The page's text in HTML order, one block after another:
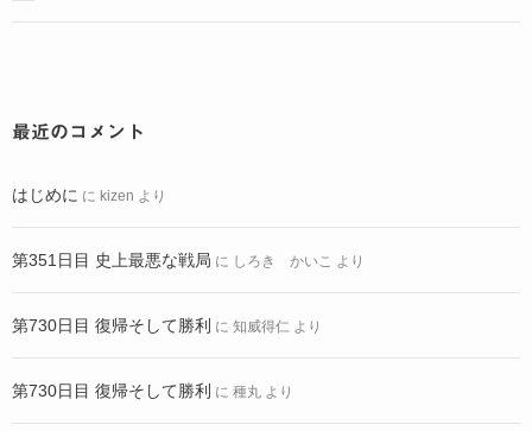
最近のコメント
はじめに に kizen より
第351日目 史上最悪な戦局 に しろき かいこ より
第730日目 復帰そして勝利 に 知威得仁 より
第730日目 復帰そして勝利 に 種丸 より